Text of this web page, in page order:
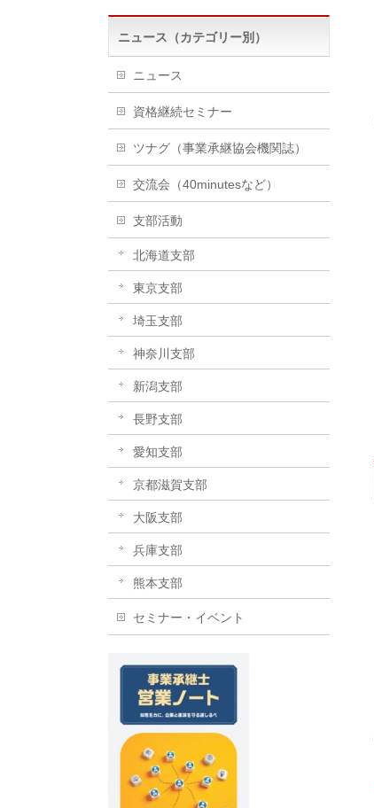
ニュース（カテゴリー別）
ニュース
資格継続セミナー
ツナグ（事業承継協会機関誌）
交流会（40minutesなど）
支部活動
北海道支部
東京支部
埼玉支部
神奈川支部
新潟支部
長野支部
愛知支部
京都滋賀支部
大阪支部
兵庫支部
熊本支部
セミナー・イベント